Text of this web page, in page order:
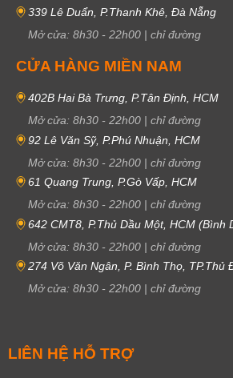
339 Lê Duẩn, P.Thanh Khê, Đà Nẵng
Mở cửa: 8h30 - 22h00 | chỉ đường
CỬA HÀNG MIỀN NAM
402B Hai Bà Trưng, P.Tân Định, HCM
Mở cửa: 8h30 - 22h00 | chỉ đường
92 Lê Văn Sỹ, P.Phú Nhuận, HCM
Mở cửa: 8h30 - 22h00 | chỉ đường
61 Quang Trung, P.Gò Vấp, HCM
Mở cửa: 8h30 - 22h00 | chỉ đường
642 CMT8, P.Thủ Dầu Một, HCM (Bình
Mở cửa: 8h30 - 22h00 | chỉ đường
274 Võ Văn Ngân, P. Bình Thọ, TP.Thủ
Mở cửa: 8h30 - 22h00 | chỉ đường
LIÊN HỆ HỖ TRỢ